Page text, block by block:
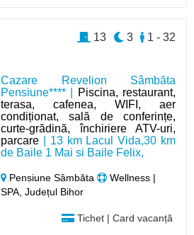
Cazare Revelion Sâmbăta
Pensiune**** |
Piscina, restaurant,
terasa, cafenea, WIFI, aer
condiționat, sală de conferințe,
curte-grădină, închiriere ATV-uri,
parcare | 13 km Lacul Vida,30 km
de Baile 1 Mai si Baile Felix,
Pensiune Sâmbăta
Wellness |
SPA, Județul Bihor
Tichet | Card vacanță
1 - 32
3
13